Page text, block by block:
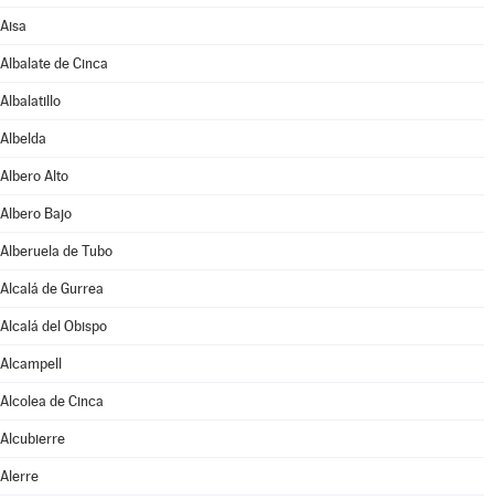
Aisa
Albalate de Cinca
Albalatillo
Albelda
Albero Alto
Albero Bajo
Alberuela de Tubo
Alcalá de Gurrea
Alcalá del Obispo
Alcampell
Alcolea de Cinca
Alcubierre
Alerre